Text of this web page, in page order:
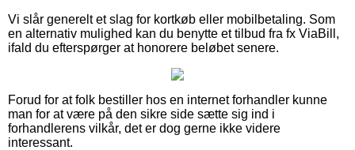
Vi slår generelt et slag for kortkøb eller mobilbetaling. Som
en alternativ mulighed kan du benytte et tilbud fra fx ViaBill,
ifald du efterspørger at honorere beløbet senere.
Forud for at folk bestiller hos en internet forhandler kunne
man for at være på den sikre side sætte sig ind i
forhandlerens vilkår, det er dog gerne ikke videre
interessant.